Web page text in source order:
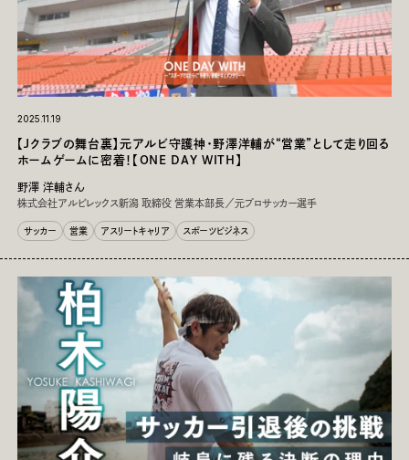
イベント
スポーツ⁨⁩⁨⁩：
サッカー
バレーボール ラグビー 格闘技 アメリカンフットボール
ホッケー 冬季スポーツ パラスポーツ
はたらく⁨⁩⁨⁩：
経営・マネジメント 企画 広報・マーケティング
クリエイティブ 指導者 その他職種
テーマ⁨⁩⁨⁩：
アスリートキャリア 転職ストーリー 対談 スポーツビジネス
2025.11.19
【Jクラブの舞台裏】元アルビ守護神・野澤洋輔が“営業”として走り回る
ホームゲームに密着！【ONE DAY WITH】
野澤 洋輔さん
株式会社アルビレックス新潟 取締役 営業本部長／元プロサッカー選手
サッカー 営業 アスリートキャリア スポーツビジネス